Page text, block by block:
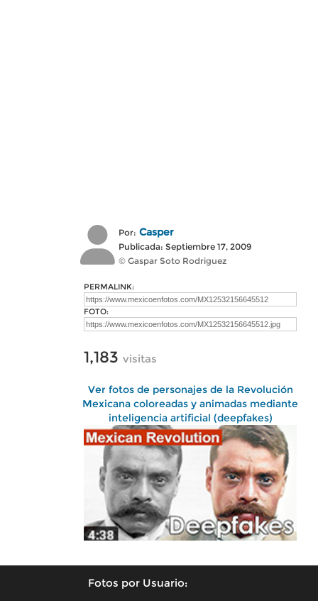
Por: Casper
Publicada: Septiembre 17, 2009
© Gaspar Soto Rodriguez
PERMALINK:
FOTO:
1,183 visitas
Ver fotos de personajes de la Revolución
Mexicana coloreadas y animadas mediante
inteligencia artificial (deepfakes)
Fotos por Usuario: